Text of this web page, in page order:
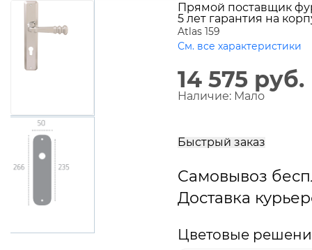
Прямой поставщик
5 лет гарантия на
Atlas 159
См. все характеристики
14 575 руб.
Наличие: Мало
Быстрый заказ
Самовывоз
Доставка
Цветовые